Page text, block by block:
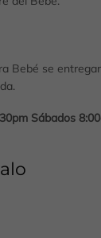
Bebé se
Sábados